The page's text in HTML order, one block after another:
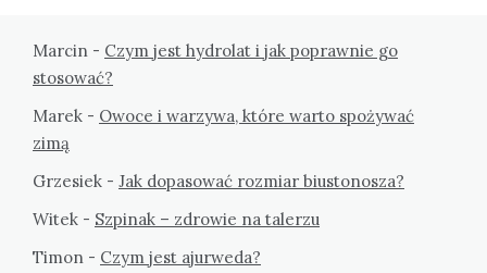
Marcin - Czym jest hydrolat i jak poprawnie go
stosować?
Marek - Owoce i warzywa, które warto spożywać
zimą
Grzesiek - Jak dopasować rozmiar biustonosza?
Witek - Szpinak – zdrowie na talerzu
Timon - Czym jest ajurweda?